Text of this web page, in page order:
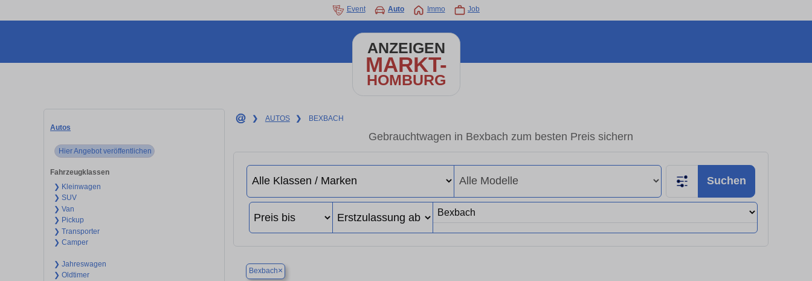
Event Auto Immo Job
ANZEIGEN
MARKT-
HOMBURG
Autos
Hier Angebot veröffentlichen
Fahrzeugklassen
❯ Kleinwagen
❯ SUV
❯ Van
❯ Pickup
❯ Transporter
❯ Camper
❯ Jahreswagen
❯ Oldtimer
❯ AUTOS ❯ BEXBACH
Gebrauchtwagen in Bexbach zum besten Preis sichern
Suchen
Bexbach×